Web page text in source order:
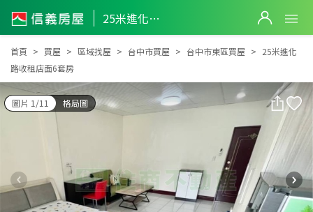
25米進化路收租店面6套房
25米進化路收租店面6套房
首頁 買屋 區域找屋 台中市買屋 台中市東區買屋
25米進化
路收租店面6套房
圖片 1/11 格局圖